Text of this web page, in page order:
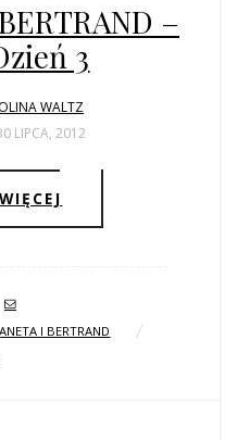
–
3
WALTZ
LIPCA, 2012
ANETA I BERTRAND